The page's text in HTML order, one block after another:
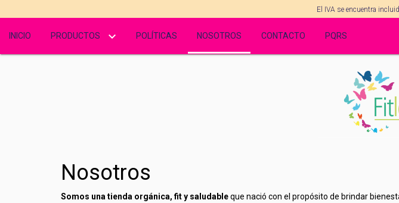
El IVA se encuentra
INICIO PRODUCTOS POLÍTICAS NOSOTROS CONTACTO PQRS
Nosotros
Somos una tienda orgánica, fit y saludableque nació con el propósito de brindar